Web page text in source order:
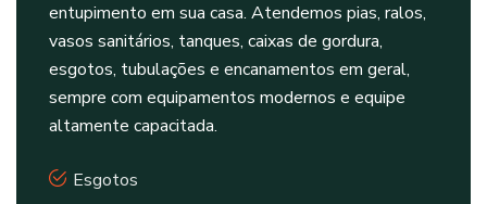
entupimento em sua casa. Atendemos pias, ralos,
vasos sanitários, tanques, caixas de gordura,
esgotos, tubulações e encanamentos em geral,
sempre com equipamentos modernos e equipe
altamente capacitada.
Esgotos